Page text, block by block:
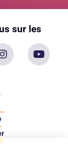
sur les